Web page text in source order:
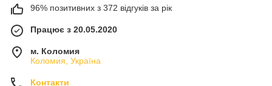
96% позитивних з 372 відгуків за рік
Працює з 20.05.2020
м. Коломия
Коломия, Україна
Контакти